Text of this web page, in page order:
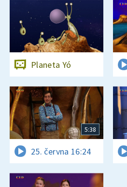
Planeta Yó
5:38
25. června 16:24